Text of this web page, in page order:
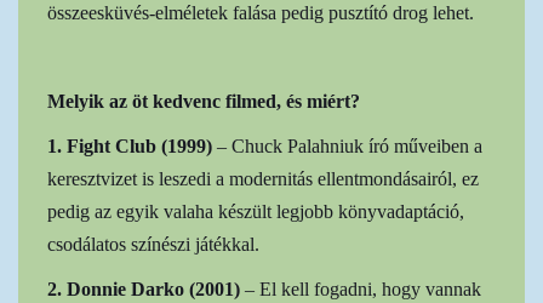
összeesküvés-elméletek falása pedig pusztító drog lehet.
Melyik az öt kedvenc filmed, és miért?
1. Fight Club (1999) – Chuck Palahniuk író műveiben a
keresztvizet is leszedi a modernitás ellentmondásairól, ez
pedig az egyik valaha készült legjobb könyvadaptáció,
csodálatos színészi játékkal.
2. Donnie Darko (2001) – El kell fogadni, hogy vannak